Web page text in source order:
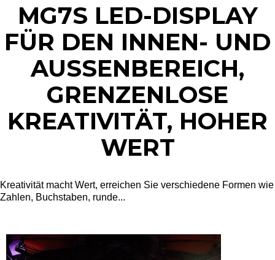
MG7S LED-DISPLAY
FÜR DEN INNEN- UND
AUSSENBEREICH, G
RENZENLOSE K
REATIVITÄT, HOHER W
ERT
Kreativität macht Wert, erreichen Sie verschiedene Formen wie
Zahlen, Buchstaben, runde...